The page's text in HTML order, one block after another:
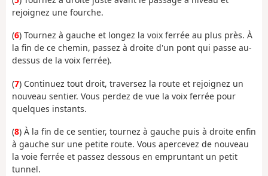
rejoignez une fourche.
(6) Tournez à gauche et longez la voix ferrée au plus près. À
la fin de ce chemin, passez à droite d'un pont qui passe au-
dessus de la voix ferrée).
(7) Continuez tout droit, traversez la route et rejoignez un
nouveau sentier. Vous perdez de vue la voix ferrée pour
quelques instants.
(8) À la fin de ce sentier, tournez à gauche puis à droite enfin
à gauche sur une petite route. Vous apercevez de nouveau
la voie ferrée et passez dessous en empruntant un petit
tunnel.